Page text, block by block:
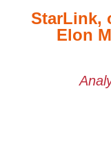
StarLink,
Elon